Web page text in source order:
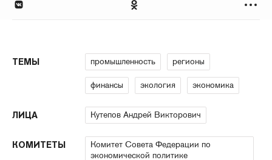
ТЕМЫ промышленность регионы
финансы экология экономика
ЛИЦА Кутепов Андрей Викторович
КОМИТЕТЫ
Комитет Совета Федерации по
экономической политике